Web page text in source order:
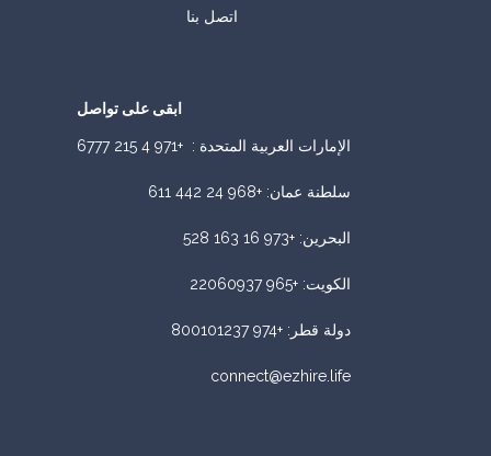
اتصل بنا
ابقى على تواصل
الإمارات العربية المتحدة : +971 4 215 6777
سلطنة عمان:
+968 24 442 611
البحرين:
+973 16 163 528
الكويت:
+965 22060937
دولة قطر :
+974 800101237
connect@ezhire.life